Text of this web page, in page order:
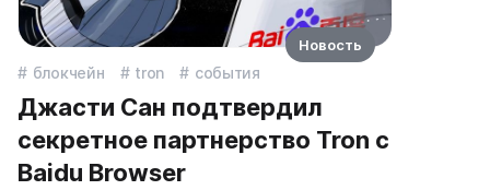
блокчейн tron события
Джасти Сан подтвердил
секретное партнерство Tron с
Baidu Browser
Новость